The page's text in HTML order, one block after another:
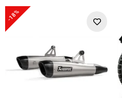
-18%